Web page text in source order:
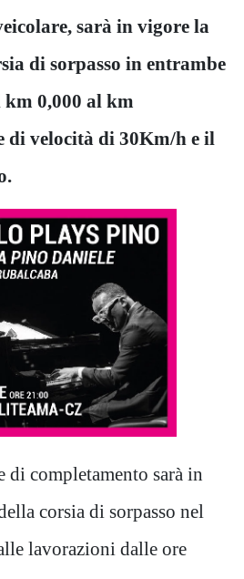
sarà in vigore la
di sorpasso in entrambe
km 0,000 al km
di velocità di 30Km/h e il
di completamento sarà in
corsia di sorpasso nel
lavorazioni dalle ore